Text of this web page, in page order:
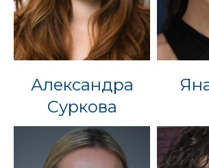
Александра
Суркова